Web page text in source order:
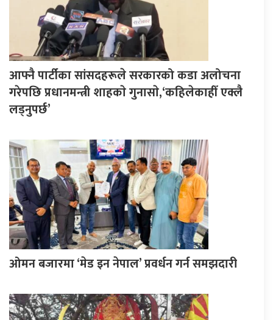
आफ्नै पार्टीका सांसदहरूले सरकारको कडा अलोचना
गरेपछि प्रधानमन्त्री शाहकाे गुनासाे,‘कहिलेकाहीँ एक्लै
लड्नुपर्छ’
ओमन बजारमा ‘मेड इन नेपाल’ प्रवर्धन गर्न समझदारी